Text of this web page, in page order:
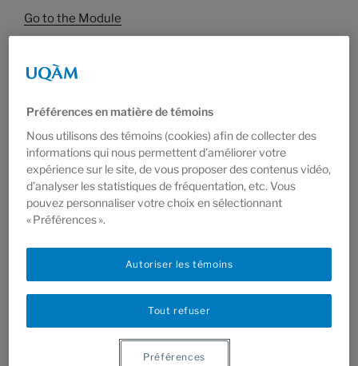
Go to the Module
Le paiement se fait en ligne! Les paiements au premier
TARIFS ET INCLUSIONS
Les sessions comptent 10 ateliers et se terminent par
un vernissage festif réunissant toutes les personnes
étudiantes inscrites!
Tarif régulier: 320$ +tx
Tarif réduit* : Rabais de 20$ (Code promo:
Promotion journée complète :Rabais de 30$
Code promo 2ECOURS)
Préférences en matière de témoins
Nous utilisons des témoins (cookies) afin de collecter des
informations qui nous permettent d’améliorer votre
expérience sur le site, de vous proposer des contenus vidéo,
d’analyser les statistiques de fréquentation, etc. Vous
pouvez personnaliser votre choix en sélectionnant
« Préférences ».
Tout refuser
Autoriser les témoins
Préférences